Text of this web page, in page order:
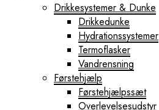
Drikkesystemer & Dunke
Drikkedunke
Hydrationssystemer
Termoflasker
Vandrensning
Førstehjælp
Førstehjælpssæt
Overlevelsesudstyr